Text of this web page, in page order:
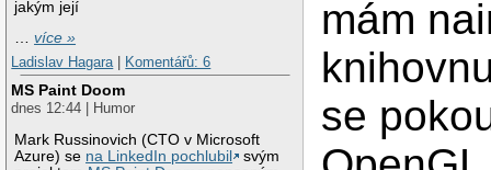
jakým její
…více »
Ladislav Hagara
Komentářů: 6
MS Paint Doom
dnes 12:44 | Humor
Mark Russinovich (CTO v Microsoft
Azure) se na LinkedIn pochlubil
svým
mám
se